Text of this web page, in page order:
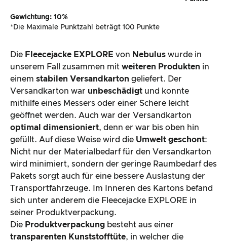
Gewichtung: 10%
*Die Maximale Punktzahl beträgt 100 Punkte
Die Fleecejacke EXPLORE von Nebulus wurde in
unserem Fall zusammen mit weiteren Produkten in
einem stabilen Versandkarton geliefert. Der
Versandkarton war unbeschädigt und konnte
mithilfe eines Messers oder einer Schere leicht
geöffnet werden. Auch war der Versandkarton
optimal dimensioniert, denn er war bis oben hin
gefüllt. Auf diese Weise wird die Umwelt geschont:
Nicht nur der Materialbedarf für den Versandkarton
wird minimiert, sondern der geringe Raumbedarf des
Pakets sorgt auch für eine bessere Auslastung der
Transportfahrzeuge. Im Inneren des Kartons befand
sich unter anderem die Fleecejacke EXPLORE in
seiner Produktverpackung.
Die Produktverpackung besteht aus einer
transparenten Kunststofftüte, in welcher die